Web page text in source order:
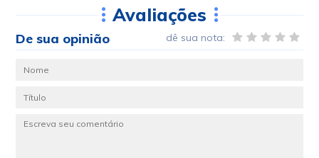
Avaliações
De sua opinião dê sua nota: